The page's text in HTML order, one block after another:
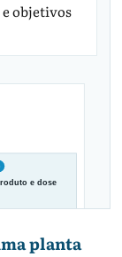
objetivos
planta